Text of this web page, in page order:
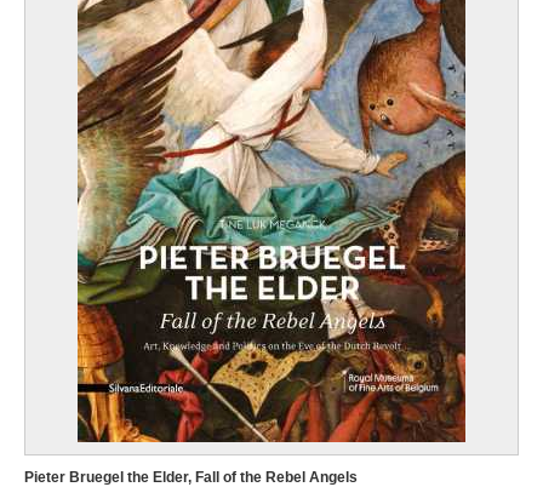
Pieter Bruegel the Elder, Fall of the Rebel Angels